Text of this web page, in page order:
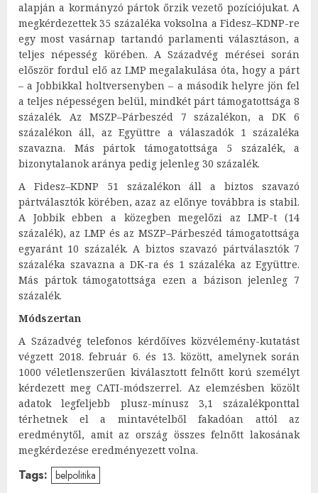
alapján a kormányzó pártok őrzik vezető pozíciójukat. A
megkérdezettek 35 százaléka voksolna a Fidesz–KDNP-re
egy most vasárnap tartandó parlamenti választáson, a
teljes népesség körében. A Századvég mérései során
először fordul elő az LMP megalakulása óta, hogy a párt
– a Jobbikkal holtversenyben – a második helyre jön fel
a teljes népességen belül, mindkét párt támogatottsága 8
százalék. Az MSZP–Párbeszéd 7 százalékon, a DK 6
százalékon áll, az Együttre a válaszadók 1 százaléka
szavazna. Más pártok támogatottsága 5 százalék, a
bizonytalanok aránya pedig jelenleg 30 százalék.
A Fidesz–KDNP 51 százalékon áll a biztos szavazó
pártválasztók körében, azaz az előnye továbbra is stabil.
A Jobbik ebben a közegben megelőzi az LMP-t (14
százalék), az LMP és az MSZP–Párbeszéd támogatottsága
egyaránt 10 százalék. A biztos szavazó pártválasztók 7
százaléka szavazna a DK-ra és 1 százaléka az Együttre.
Más pártok támogatottsága ezen a bázison jelenleg 7
százalék.
Módszertan
A Századvég telefonos kérdőíves közvélemény-kutatást
végzett 2018. február 6. és 13. között, amelynek során
1000 véletlenszerűen kiválasztott felnőtt korú személyt
kérdezett meg CATI-módszerrel. Az elemzésben közölt
adatok legfeljebb plusz-mínusz 3,1 százalékponttal
térhetnek el a mintavételből fakadóan attól az
eredménytől, amit az ország összes felnőtt lakosának
megkérdezése eredményezett volna.
Tags: belpolitika